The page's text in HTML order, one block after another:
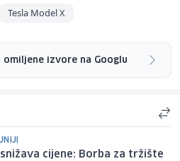
Tesla Model X
omiljene izvore na Googlu
snižava cijene: Borba za tržište